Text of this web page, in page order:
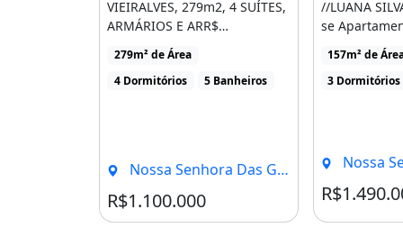
jogos e brinquedoteca.
(*)Valores e disponibilidade
nossos Corretores.
Insta: @Sabre_imobiliaria.
Site: sabreimobiliaria.com.br
VIEIRALVES, 279m2, 4 SUÍTES,
ARMÁRIOS E ARR$
1.100,000,0092 9998I-9200
[...]
279m² de Área
4 Dormitórios
5 Banheiros
Nossa Senhora Das Graças, Manaus - AM
R$1.100.000
//LUANA
se
Residencial
157m² de
3 Dormitórios
Nossa Senhora